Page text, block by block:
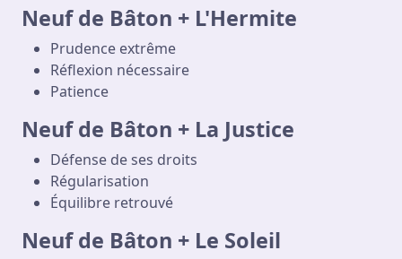
Neuf de Bâton + L'Hermite
Prudence extrême
Réflexion nécessaire
Patience
Neuf de Bâton + La Justice
Défense de ses droits
Régularisation
Équilibre retrouvé
Neuf de Bâton + Le Soleil